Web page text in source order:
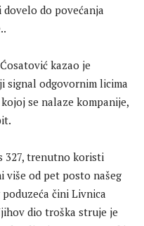
do povećanja
kazao je
signal odgovornim licima
se nalaze kompanije,
327, trenutno koristi
više od pet posto našeg
čini Livnica
dio troška struje je